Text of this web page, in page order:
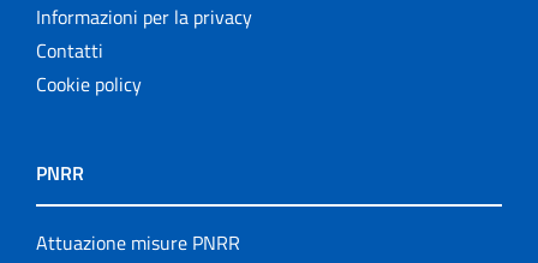
Informazioni per la privacy
Contatti
Cookie policy
PNRR
Attuazione misure PNRR